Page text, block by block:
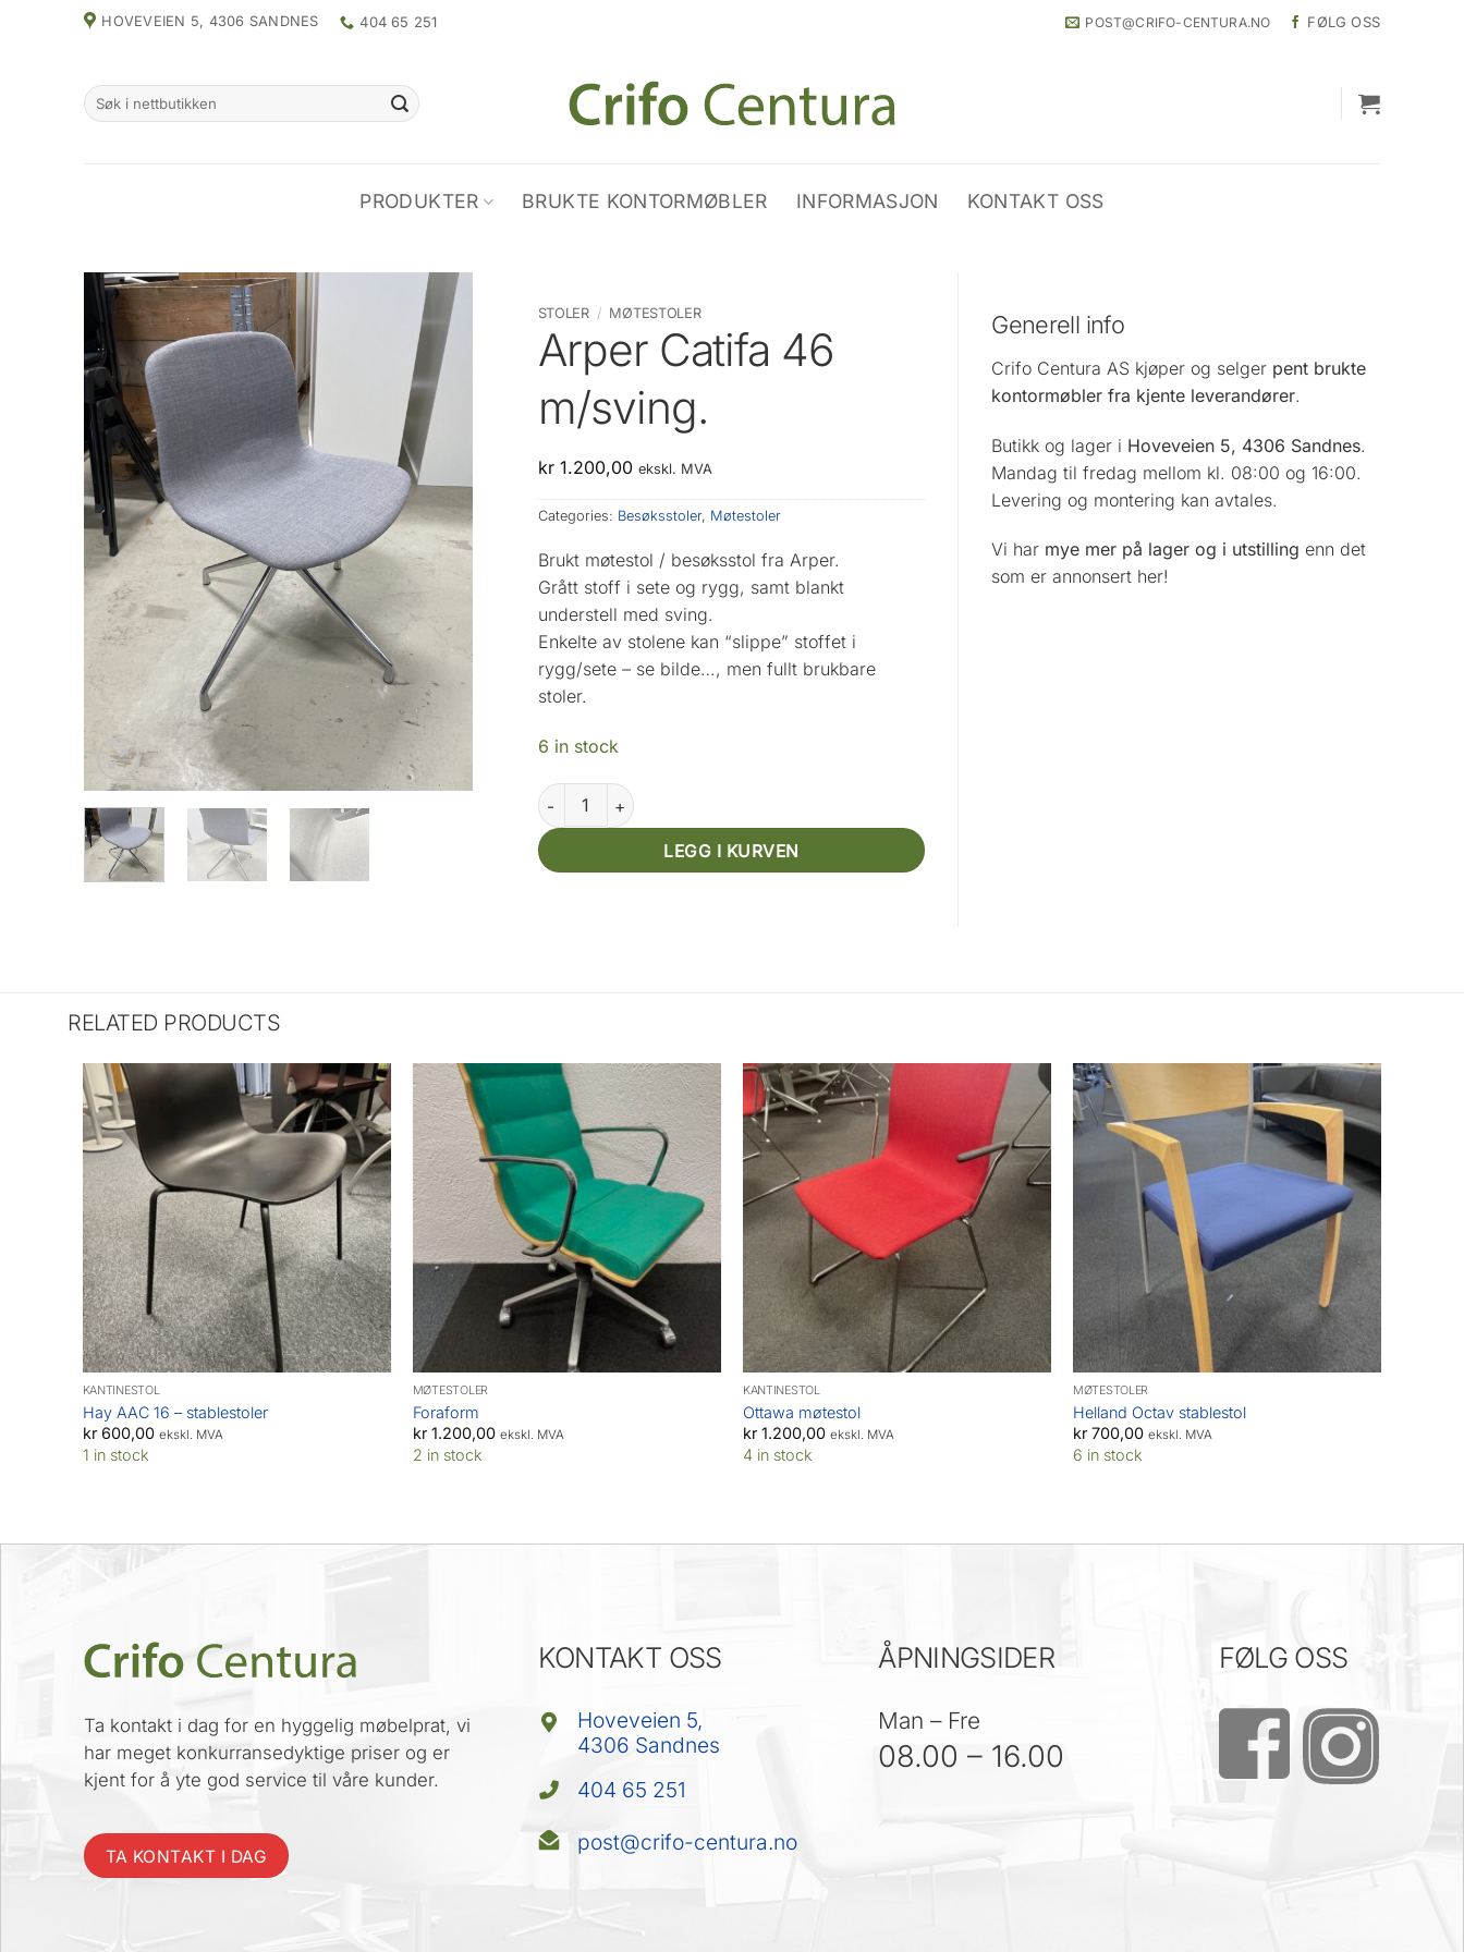
HOVEVEIEN 5, 4306 SANDNES 404 65 251 POST@CRIFO-CENTURA.NO FØLG OSS
Search
for:
PRODUKTER BRUKTE KONTORMØBLER INFORMASJON KONTAKT OSS
STOLER / MØTESTOLER
Arper Catifa 46
m/sving.
kr1.200,00 ekskl. MVA
Categories: Besøksstoler, Møtestoler
Brukt møtestol / besøksstol fra Arper.
Grått stoff i sete og rygg, samt blankt
understell med sving.
Enkelte av stolene kan “slippe” stoffet i
rygg/sete – se bilde…, men fullt brukbare
stoler.
6 in stock
Arper Catifa 46 m/sving. quantity
LEGG I KURVEN
Generell info
Crifo Centura AS kjøper og selger pent brukte
kontormøbler fra kjente leverandører.
Butikk og lager i Hoveveien 5, 4306 Sandnes.
Mandag til fredag mellom kl. 08:00 og 16:00.
Levering og montering kan avtales.
Vi har mye mer på lager og i utstilling enn det
som er annonsert her!
RELATED PRODUCTS
KANTINESTOL
Hay AAC 16 – stablestoler
kr600,00 ekskl. MVA
1 in stock
MØTESTOLER
Foraform
kr1.200,00 ekskl. MVA
2 in stock
KANTINESTOL
Ottawa møtestol
kr1.200,00 ekskl. MVA
4 in stock
MØTESTOLER
Helland Octav stablestol
kr700,00 ekskl. MVA
6 in stock
Ta kontakt i dag for en hyggelig møbelprat, vi
har meget konkurransedyktige priser og er
kjent for å yte god service til våre kunder.
TA KONTAKT I DAG
KONTAKT OSS
Hoveveien 5,
4306 Sandnes
404 65 251
post@crifo-centura.no
ÅPNINGSIDER
Man – Fre
08.00 – 16.00
FØLG OSS